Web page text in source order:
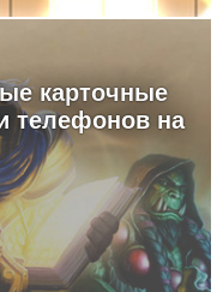
карточные
телефонов на